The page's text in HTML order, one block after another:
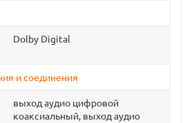
Dolby Digital
и соединения
выход аудио цифровой
коаксиальный, выход аудио